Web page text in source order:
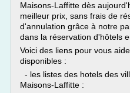
Maisons-Laffitte dès
meilleur prix, sans frais de
d'annulation grâce à notre
dans la réservation d'hôtels
Voici des liens pour vous
disponibles :
- les listes des hotels des
Maisons-Laffitte :